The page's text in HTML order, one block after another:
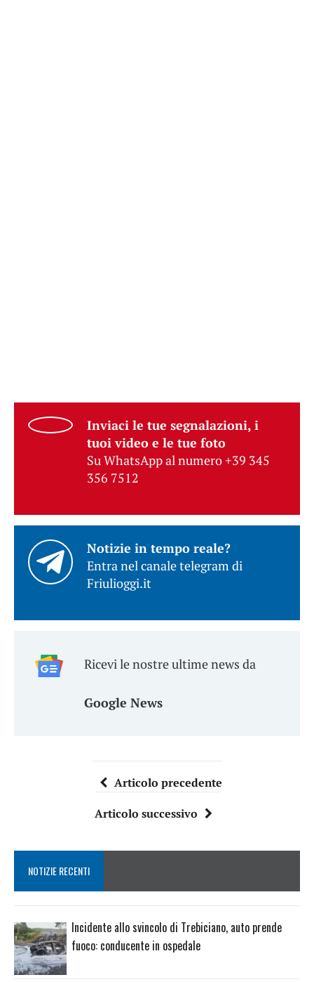
Inviaci le tue segnalazioni, i
tuoi video e le tue foto
Su WhatsApp al numero +39 345
356 7512
Notizie in tempo reale?
Entra nel canale telegram di
Friulioggi.it
Ricevi le nostre ultime news da
Google News
Articolo precedente
Articolo successivo
NOTIZIE RECENTI
Incidente allo svincolo di Trebiciano, auto prende
fuoco: conducente in ospedale